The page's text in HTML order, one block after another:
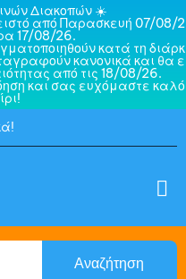
Διακοπών ☀️
από Παρασκευή 07/08/2
17/08/26.
κατά τη διάρκ
κανονικά και θα ε
από τις 18/08/26.
και σας ευχόμαστε καλό
Αναζήτηση